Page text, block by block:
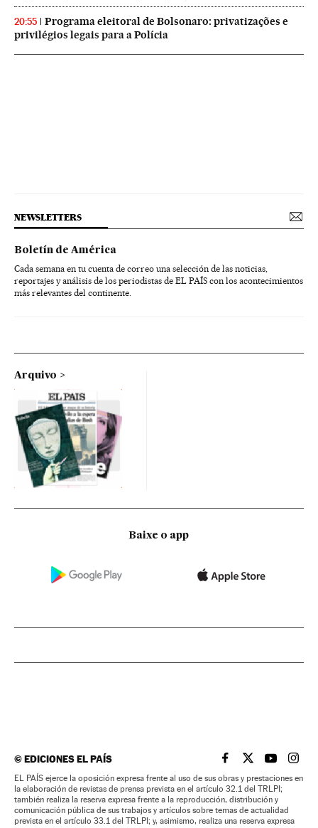
20:55
Programa eleitoral de Bolsonaro: privatizações e
privilégios legais para a Polícia
NEWSLETTERS
Boletín de América
Cada semana en tu cuenta de correo una selección de las noticias,
reportajes y análisis de los periodistas de EL PAÍS con los acontecimientos
más relevantes del continente.
Arquivo
Baixe o app
©EDICIONES EL PAÍS EL PAÍS BRASIL EN
EL PAÍSEL PAÍS
EL
EL PAÍS ejerce la oposición expresa frente al uso de sus obras y prestaciones en
la elaboración de revistas de prensa prevista en el artículo 32.1 del TRLPI;
también realiza la reserva expresa frente a la reproducción, distribución y
comunicación pública de sus trabajos y artículos sobre temas de actualidad
prevista en el artículo 33.1 del TRLPI; y, asimismo, realiza una reserva expresa